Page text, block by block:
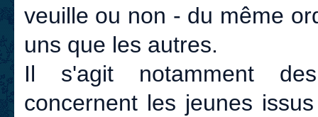
veuille ou non - du même
uns que les autres.
Il s'agit notamment
concernent les jeunes